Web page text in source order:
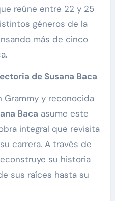
reúne entre 22 y 25
géneros de la
más de cinco
de Susana Baca
Grammy y reconocida
Baca asume este
integral que revisita
carrera. A través de
su historia
sus raíces hasta su